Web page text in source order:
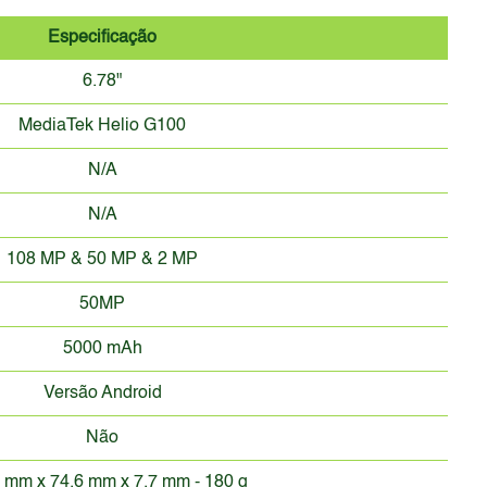
Especificação
6.78"
MediaTek Helio G100
N/A
N/A
108 MP & 50 MP & 2 MP
50MP
5000 mAh
Versão Android
Não
mm x 74.6 mm x 7.7 mm - 180 g